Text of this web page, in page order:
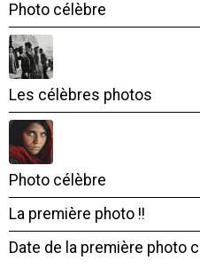
Photo célèbre
Les célèbres photos
Photo célèbre
La première photo !!
Date de la première photo